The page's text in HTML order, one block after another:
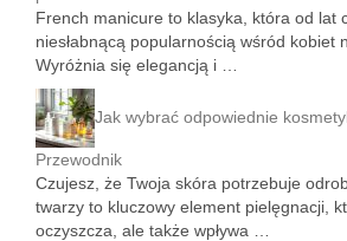
French manicure to klasyka, która od lat
niesłabnącą popularnością wśród kobiet
Wyróżnia się elegancją i …
Jak wybrać odpowiednie
Przewodnik
Czujesz, że Twoja skóra potrzebuje
twarzy to kluczowy element pielęgnacji,
oczyszcza, ale także wpływa …